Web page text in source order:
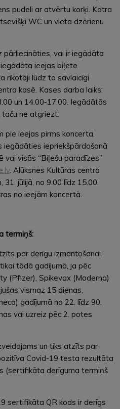
pudeli ar atvērtu korķi. Katra
WC un vieta dzērienu
pārliecināties, vai ir iegādāta
ieejas biļete
rīkotāji lūdz to savlaicīgi
kasē. Kases darba laiks:
un 14.00-17.00. Iegādātās
ne atgriezt.
pie ieejas pirms koncerta,
iepriekšpārdošanā
vai visās “Biļešu paradīzes”
. Alūksnes Kultūras centra
jūlijā, no 9.00 līdz 15.00.
no ieejām koncertā.
termiņš:
par derīgu izmantošanai
tādā gadījumā, ja pēc
(Pfizer), Spikevax (Moderna)
vismaz 15 dienas,
gadījumā no 22. līdz 90.
vai uzreiz pēc 2. potes
un tiks atzīts par
Covid-19 testa rezultāta
(sertifikāta derīguma termiņš
sertifikāta QR kods ir derīgs